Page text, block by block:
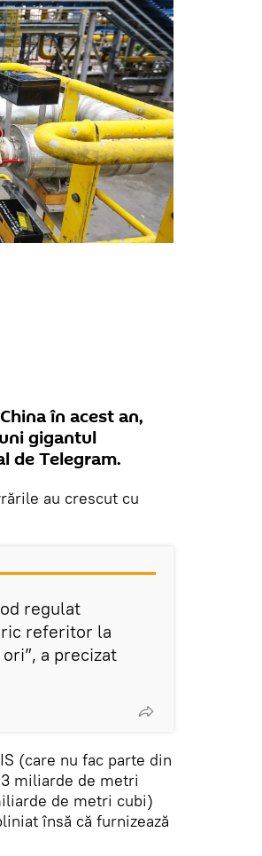
în acest an,
gigantul
de Telegram.
au crescut cu
regulat
referitor la
a precizat
(care nu fac parte din
miliarde de metri
de metri cubi)
însă că furnizează